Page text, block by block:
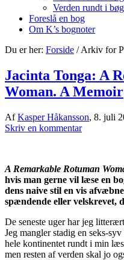
Verden rundt i
Foreslå en bog
Om K’s bognoter
Du er her: Forside /Arkiv for
Jacinta Tonga: A
Woman. A Memoir
AfKasper Håkansson, 8. juli
Skriv en kommentar
‪A Remarkable Rotuman
hvis man gerne vil læse en
dens naive stil en vis
spændende eller velskrevet,
De seneste uger har jeg
Jeg mangler stadig en seks-
hele kontinentet rundt i min
men resten af verden skal jo